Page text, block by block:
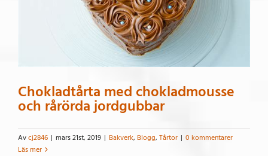
Chokladtårta med chokladmousse
och rårörda jordgubbar
Avcj2846 | mars 21st, 2019 | Bakverk, Blogg, Tårtor | 0 kommentarer
Läs mer